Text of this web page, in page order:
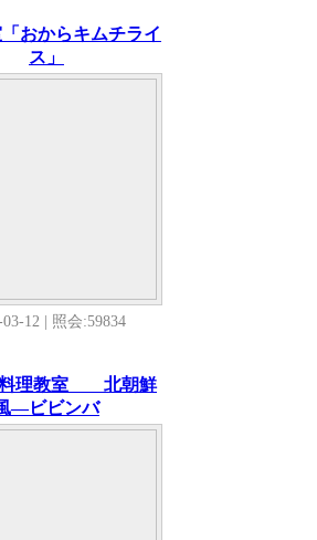
おからキムチライ
ス」
03-12 | 照会:59834
料理教室 北朝鮮
―ビビンバ